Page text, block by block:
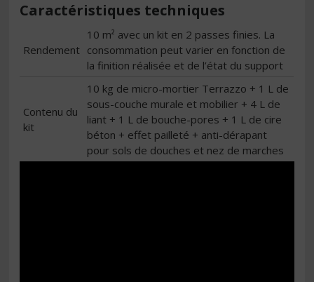
Caractéristiques techniques
Rendement
10 m² avec un kit en 2 passes finies. La
consommation peut varier en fonction de
la finition réalisée et de l’état du support
Contenu du
kit
10 kg de micro-mortier Terrazzo + 1 L de
sous-couche murale et mobilier + 4 L de
liant + 1 L de bouche-pores + 1 L de cire
béton + effet pailleté + anti-dérapant
pour sols de douches et nez de marches